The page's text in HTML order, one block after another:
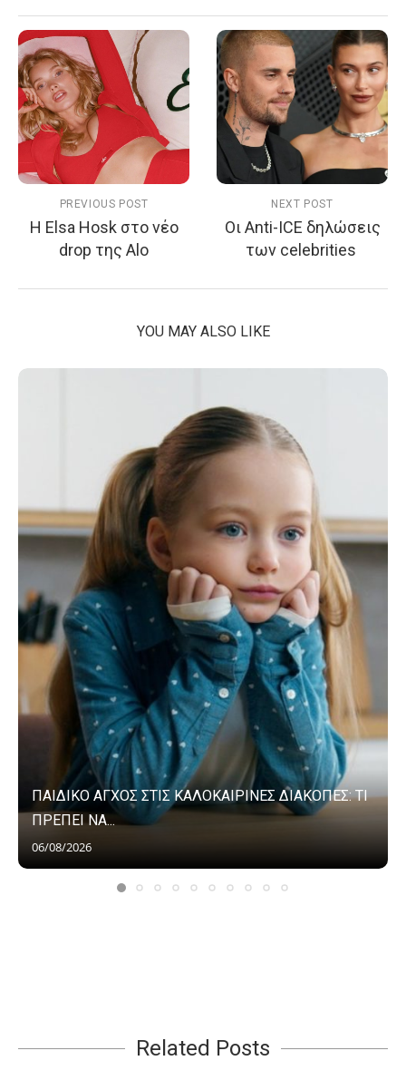
PREVIOUS POST
Η Elsa Hosk στο νέο
drop της Alo
NEXT POST
Οι Anti-ICE δηλώσεις
των celebrities
YOU MAY ALSO LIKE
ΠΑΙΔΙΚΟ ΑΓΧΟΣ ΣΤΙΣ ΚΑΛΟΚΑΙΡΙΝΕΣ ΔΙΑΚΟΠΕΣ: ΤΙ
ΠΡΕΠΕΙ ΝΑ...
06/08/2026
Related Posts